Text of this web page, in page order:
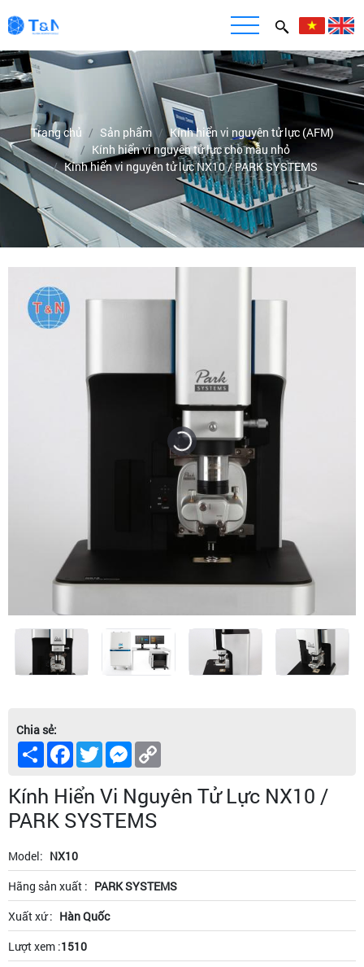
Trang chủ Sản phẩm
Kính hiển vi nguyên tử lực (AFM)
Kính hiển vi nguyên tử lực cho mẫu nhỏ
Kính hiển vi nguyên tử lực NX10 / PARK SYSTEMS
Chia sẻ:
Share FacebookTwitterMessenger
Kính Hiển Vi Nguyên Tử Lực NX10 /
PARK SYSTEMS
Model: NX10
Hãng sản xuất : PARK SYSTEMS
Xuất xứ : Hàn Quốc
Lượt xem :1510